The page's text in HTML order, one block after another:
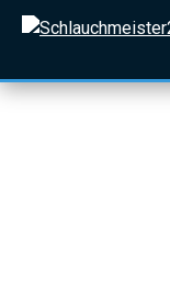
Hauptinhalt
Zur Suche springen
Zur